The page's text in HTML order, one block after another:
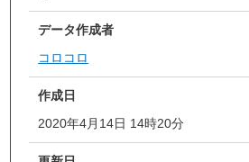
データ作成者
コロコロ
作成日
2020年4月14日 14時20分